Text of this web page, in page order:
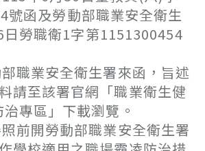
號函及勞動部職業安全衛生
勞職衛1字第1151300454
職業安全衛生署來函，旨述
請至該署官網「職業衛生健
專區」下載瀏覽。
前開勞動部職業安全衛生署